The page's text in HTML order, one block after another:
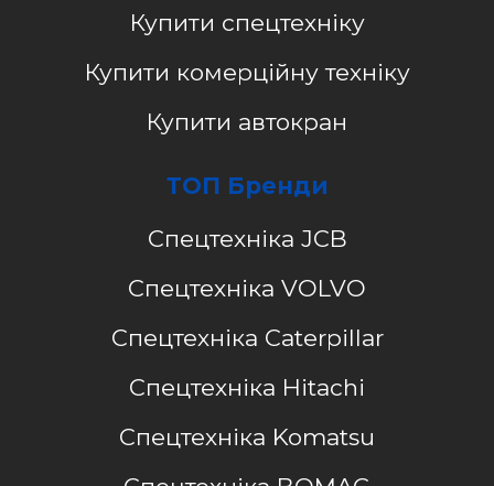
Купити спецтехніку
Купити комерційну техніку
Купити автокран
ТОП Бренди
Спецтехніка JCB
Спецтехніка VOLVO
Спецтехніка Caterpillar
Спецтехніка Hitachi
Спецтехніка Komatsu